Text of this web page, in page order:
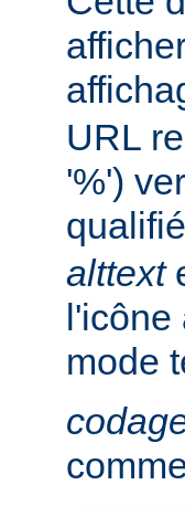
URL
'%')
alttext
l'icône
mode